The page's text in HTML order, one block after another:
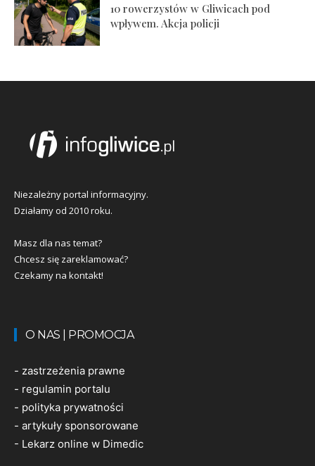
10 rowerzystów w Gliwicach pod
wpływem. Akcja policji
Niezależny portal informacyjny.
Działamy od 2010 roku.
Masz dla nas temat?
Chcesz się zareklamować?
Czekamy na kontakt!
O NAS | PROMOCJA
- zastrzeżenia prawne
- regulamin portalu
- polityka prywatności
- artykuły sponsorowane
- Lekarz online w Dimedic